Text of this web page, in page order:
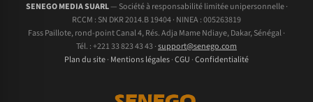
SENEGO MEDIA SUARL— Société à responsabilité limitée unipersonnelle ·
RCCM : SN DKR 2014.B 19404 · NINEA : 005263819
Fass Paillote, rond-point Canal 4, Rés. Adja Mame Ndiaye, Dakar, Sénégal ·
Tél. : +221 33 823 43 43 ·support@senego.com
Plan du site· Mentions légales·CGU ·Confidentialité